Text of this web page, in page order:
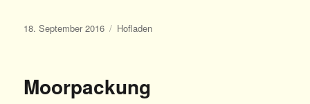
Veröffentlicht
18. September 2016 Kategorien
Hofladen
Moorpackung